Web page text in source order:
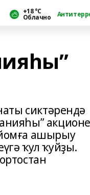
+18 °С
Облачно
сиктәрендә
ашырыу
ҡул ҡуйҙы.